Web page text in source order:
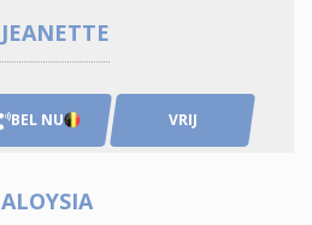
JEANETTE
BEL NU VRIJ
ALOYSIA